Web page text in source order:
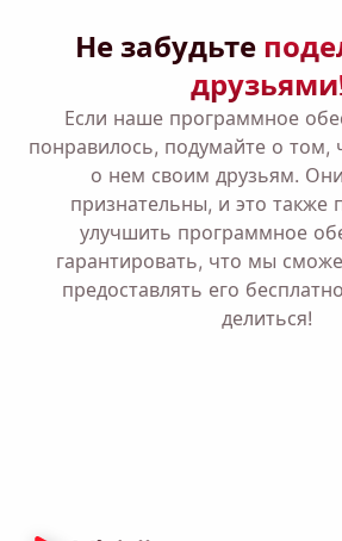
Не забудьте
Если наше программное
понравилось, подумайте о том,
о нем своим друзьям.
признательны, и это также
улучшить программное
гарантировать, что мы
предоставлять его
делиться!
Viddly, когда вернетесь на
Windows.
Name
Email